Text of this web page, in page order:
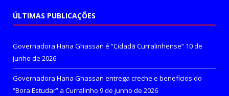
ÚLTIMAS PUBLICAÇÕES
Governadora Hana Ghassan é “Cidadã Curralinhense” 10 de
junho de 2026
Governadora Hana Ghassan entrega creche e benefícios do
“Bora Estudar” a Curralinho 9 de junho de 2026